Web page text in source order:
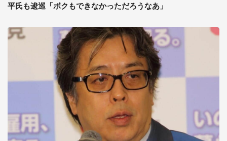
平氏も逡巡「ボクもできなかっただろうなあ」